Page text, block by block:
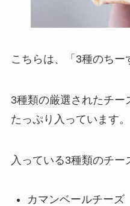
こちらは、「3種のちー
3種類の厳選されたチー
たっぷり入っています。
入っている3種類のチー
カマンベールチーズ